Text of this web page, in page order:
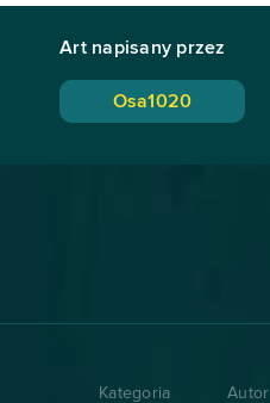
Art napisany przez
Osa1020
Kategoria Autor